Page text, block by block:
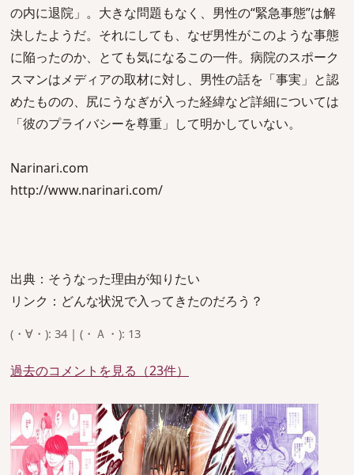
の内に退院」。大きな問題もなく、男性の“緊急事態”は解
決したようだ。それにしても、なぜ男性がこのような事態
に陥ったのか、とても気になるこの一件。病院のスポーク
スマンはメディアの取材に対し、男性の話を「事実」と認
めたものの、尻にうなぎが入った経緯など詳細については
「彼のプライバシーを尊重」して明かしていない。
Narinari.com
http://www.narinari.com/
出典：そうなった理由が知りたい
リンク：どんな状況で入ってきたのだろう？
(・∀・): 34 | (・Ａ・): 13
過去のコメントを見る（23件）